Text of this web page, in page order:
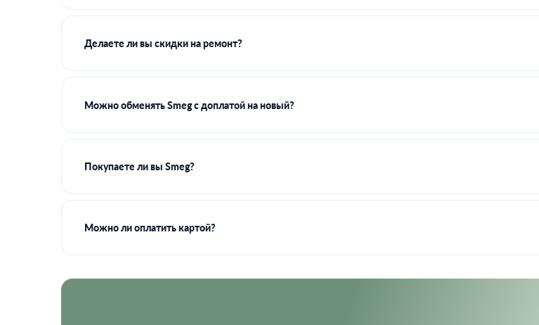
Делаете ли вы скидки на ремонт?
Можно обменять Smeg с доплатой на новый?
Покупаете ли вы Smeg?
Можно ли оплатить картой?